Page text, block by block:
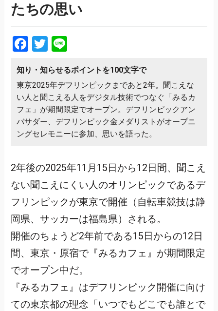
たちの思い
Facebook
Twitter
Line
知り・知らせるポイントを100文字で
東京2025年デフリンピックまであと2年。聞こえな
い人と聞こえる人をデジタル技術でつなぐ「みるカ
フェ」が期間限定でオープン。デフリンピックアン
バサダー、デフリンピック金メダリストがオープニ
ングセレモニーに参加、思いを語った。
2年後の2025年11月15日から12日間、聞こえ
ない聞こえにくい人のオリンピックであるデ
フリンピックが東京で開催（自転車競技は静
岡県、サッカーは福島県）される。
開催のちょうど2年前である15日からの12日
間、東京・原宿で『みるカフェ』が期間限定
でオープン中だ。
『みるカフェ』はデフリンピック開催に向け
ての東京都の理念「いつでもどこでも誰とで